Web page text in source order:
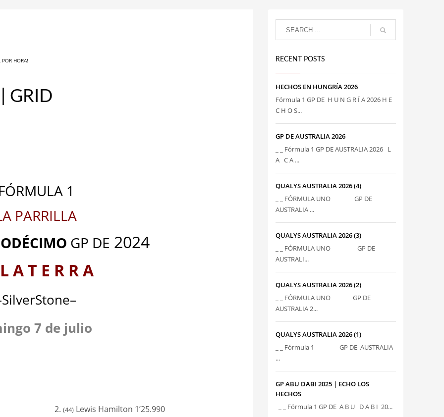
POR HORA!
GRID
1
PARRILLA
GP DE 2024
A T E R R A
7 de julio
2.(44) Lewis Hamilton 1’25.990
RECENT POSTS
HECHOS EN HUNGRÍA 2026
Fórmula 1 GP DE H U N G R Í A 2026 H E
C H O S...
GP DE AUSTRALIA 2026
_ _ Fórmula 1 GP DE AUSTRALIA 2026 L
A C A ...
QUALYS AUSTRALIA 2026 (4)
_ _ FÓRMULA UNO GP DE
AUSTRALIA ...
QUALYS AUSTRALIA 2026 (3)
_ _ FÓRMULA UNO GP DE
AUSTRALI...
QUALYS AUSTRALIA 2026 (2)
_ _ FÓRMULA UNO GP DE
AUSTRALIA 2...
QUALYS AUSTRALIA 2026 (1)
_ _ Fórmula 1 GP DE AUSTRALIA
...
GP ABU DABI 2025 | ECHO LOS
HECHOS
_ _ Fórmula 1 GP DE A B U D A B I 20...